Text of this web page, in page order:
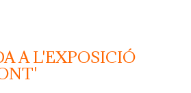
76ª festa del càntir
A L'EXPOSICIÓ